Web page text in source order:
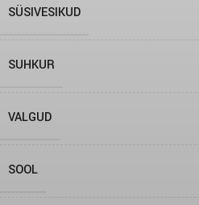
SÜSIVESIKUD
SUHKUR
VALGUD
SOOL